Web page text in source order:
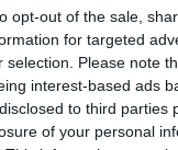
opt-out of the sale,
for targeted
selection. Please note
interest-based ads
to third parties
of your personal
per il
serie di iniziative.